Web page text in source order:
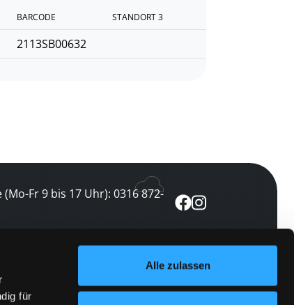
für
Alle zulassen
BARCODE STANDORT 3
2113SB00632
Fr 9 bis 17 Uhr): 0316 872-
abonnieren
Veranstaltung verpassen